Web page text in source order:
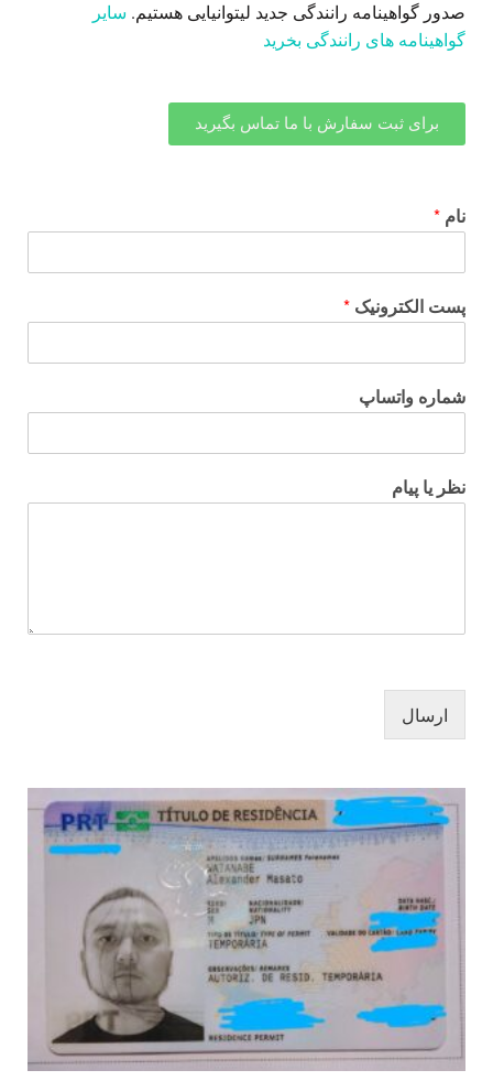
صدور گواهینامه رانندگی جدید لیتوانیایی هستیم. سایر
گواهینامه های رانندگی بخرید
برای ثبت سفارش با ما تماس بگیرید
نام *
پست الکترونیک *
شماره واتساپ
نظر یا پیام
ارسال